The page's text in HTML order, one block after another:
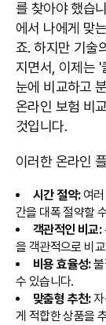
를 찾아야 했습
에서 나에게 맞
죠. 하지만 기술
지면서, 이제는
눈에 비교하고
온라인 보험 비
것입니다.
이러한 온라인
시간 절약:여러
간을 대폭 절약할
객관적인 비교:
을 객관적으로 비
비용 효율성:불
수 있습니다.
맞춤형 추천:자
게 적합한 상품을